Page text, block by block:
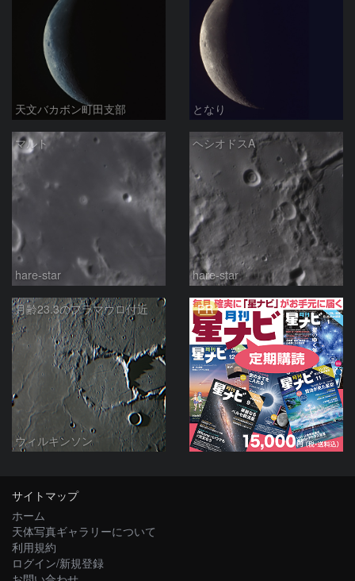
天文バカボン町田支部 となり
マルト
hare-star
ヘシオドスA
hare-star
月齢23.3のフラマウロ付近
ウィルキンソン
PR
サイトマップ
ホーム
天体写真ギャラリーについて
利用規約
ログイン/新規登録